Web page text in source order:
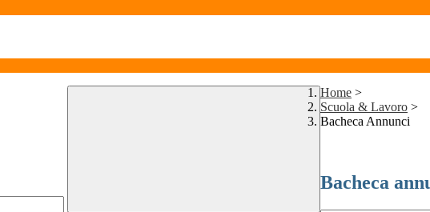
Home >
Scuola & Lavoro >
Bacheca Annunci
Bacheca